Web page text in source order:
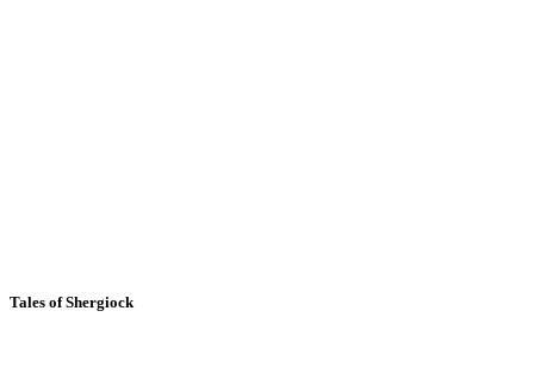
Tales of Shergiock